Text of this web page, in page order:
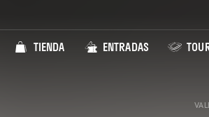
TIENDA ENTRADAS